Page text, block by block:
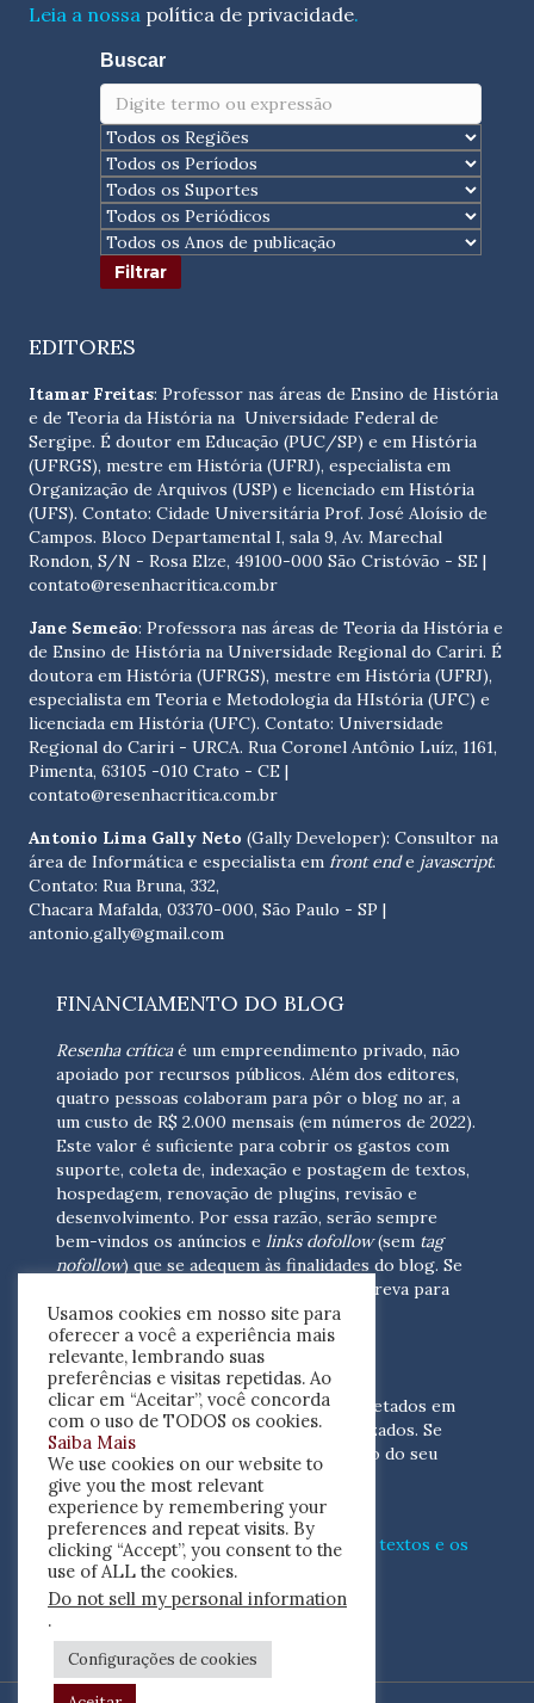
Leia a nossa política de privacidade.
Buscar
EDITORES
Itamar Freitas: Professor nas áreas de Ensino de História
e de Teoria da História na Universidade Federal de
Sergipe. É doutor em Educação (PUC/SP) e em História
(UFRGS), mestre em História (UFRJ), especialista em
Organização de Arquivos (USP) e licenciado em História
(UFS). Contato: Cidade Universitária Prof. José Aloísio de
Campos. Bloco Departamental I, sala 9, Av. Marechal
Rondon, S/N - Rosa Elze, 49100-000 São Cristóvão - SE |
contato@resenhacritica.com.br
Jane Semeão: Professora nas áreas de Teoria da História e
de Ensino de História na Universidade Regional do Cariri. É
doutora em História (UFRGS), mestre em História (UFRJ),
especialista em Teoria e Metodologia da HIstória (UFC) e
licenciada em História (UFC). Contato: Universidade
Regional do Cariri - URCA. Rua Coronel Antônio Luíz, 1161,
Pimenta, 63105 -010 Crato - CE |
contato@resenhacritica.com.br
Antonio Lima Gally Neto (Gally Developer): Consultor na
área de Informática e especialista em front ende javascript.
Contato: Rua Bruna, 332,
Chacara Mafalda, 03370-000, São Paulo - SP |
antonio.gally@gmail.com
FINANCIAMENTO DO BLOG
Resenha críticaé um empreendimento privado, não
apoiado por recursos públicos. Além dos editores,
quatro pessoas colaboram para pôr o blog no ar, a
um custo de R$ 2.000 mensais (em números de 2022).
Este valor é suficiente para cobrir os gastos com
suporte, coleta de, indexação e postagem de textos,
hospedagem, renovação de plugins, revisão e
desenvolvimento. Por essa razão, serão sempre
bem-vindos os anúncios e links dofollow(sem tag
nofollow) que se adequem às finalidades do blog. Se
escreva para
nós(contato@resenhacritica.com.br)
FONTES E ACERVO
As resenhas, dossiês e sumários são coletados em
periódicos acadêmicos e sites especializados. Se
você tem interesse em divulgar o acervo do seu
periódico, escreva para nós
(contato@resenhacritica.com.br)
Conheça omodocomo processamos os textos e os
índicesdisponibilizados neste blog.
ISSN 2764-0302
Usamos cookies em nosso site para
oferecer a você a experiência mais
relevante, lembrando suas
preferências e visitas repetidas. Ao
clicar em “Aceitar”, você concorda
com o uso de TODOS os cookies.
Saiba Mais
We use cookies on our website to
give you the most relevant
experience by remembering your
preferences and repeat visits. By
clicking “Accept”, you consent to the
use of ALL the cookies.
Do not sell my personal information
.
Configurações de cookies